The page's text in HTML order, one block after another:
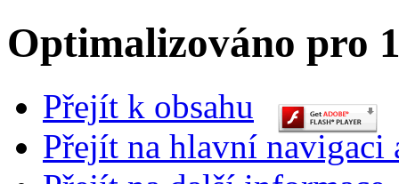
Optimalizováno pro
Přejít k obsahu
Přejít na hlavní navigaci